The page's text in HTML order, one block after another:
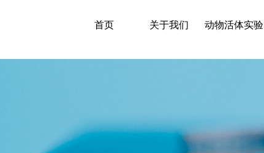
首页 关于我们 动物活体实验